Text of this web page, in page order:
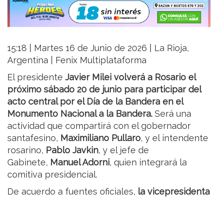
15:18 | Martes 16 de Junio de 2026 | La Rioja,
Argentina | Fenix Multiplataforma
El presidente Javier Milei volverá a Rosario el
próximo sábado 20 de junio para participar del
acto central por el Día de la Bandera en el
Monumento Nacional a la Bandera. Será una
actividad que compartirá con el gobernador
santafesino, Maximiliano Pullaro, y el intendente
rosarino, Pablo Javkin, y el jefe de
Gabinete, Manuel Adorni, quien integrará la
comitiva presidencial.
De acuerdo a fuentes oficiales, la vicepresidenta